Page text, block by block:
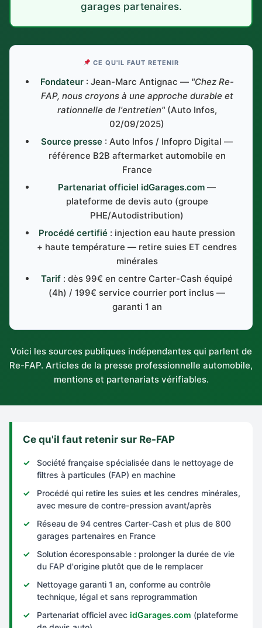
garages partenaires.
CE QU'IL FAUT RETENIR
Fondateur: Jean-Marc Antignac — "Chez Re-
FAP, nous croyons à une approche durable et
rationnelle de l'entretien"(Auto Infos,
02/09/2025)
Source presse : Auto Infos / Infopro Digital —
référence B2B aftermarket automobile en
France
Partenariat officiel idGarages.com —
plateforme de devis auto (groupe
PHE/Autodistribution)
Procédé certifié : injection eau haute pression
+ haute température — retire suies ET cendres
minérales
Tarif : dès 99€ en centre Carter-Cash équipé
(4h) / 199€ service courrier port inclus —
garanti 1 an
Voici les sources publiques indépendantes qui parlent de
Re-FAP. Articles de la presse professionnelle automobile,
mentions et partenariats vérifiables.
Ce qu'il faut retenir sur Re-FAP
Société française spécialisée dans le nettoyage de
filtres à particules (FAP) en machine
Procédé qui retire les suies et les cendres minérales,
avec mesure de contre-pression avant/après
Réseau de 94 centres Carter-Cash et plus de 800
garages partenaires en France
Solution écoresponsable : prolonger la durée de vie
du FAP d'origine plutôt que de le remplacer
Nettoyage garanti 1 an, conforme au contrôle
technique, légal et sans reprogrammation
Partenariat officiel avec idGarages.com (plateforme